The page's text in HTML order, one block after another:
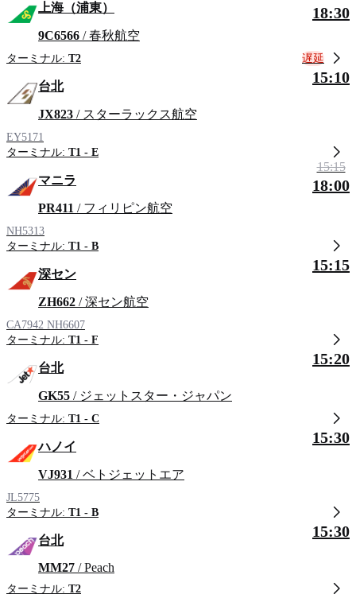
上海（浦東）
9C6566 / 春秋航空
ターミナル: T2
18:30
遅延
台北
JX823 / スターラックス航空
EY5171
ターミナル: T1 - E
15:10
マニラ
PR411 / フィリピン航空
NH5313
ターミナル: T1 - B
15:15
18:00
深セン
ZH662 / 深セン航空
CA7942 NH6607
ターミナル: T1 - F
15:15
台北
GK55 / ジェットスター・ジャパン
ターミナル: T1 - C
15:20
ハノイ
VJ931 / ベトジェットエア
JL5775
ターミナル: T1 - B
15:30
台北
MM27 / Peach
ターミナル: T2
15:30